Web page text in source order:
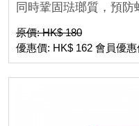
同時鞏固琺瑯質，預
原價: HK$ 180
優惠價: HK$ 162 會員優